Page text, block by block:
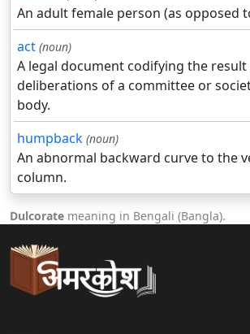
An adult female person (as opposed
act (noun)
A legal document codifying the
deliberations of a committee or
body.
humpback (noun)
An abnormal backward curve to the
column.
Dulcorate meaning in Bengali (Bangla).